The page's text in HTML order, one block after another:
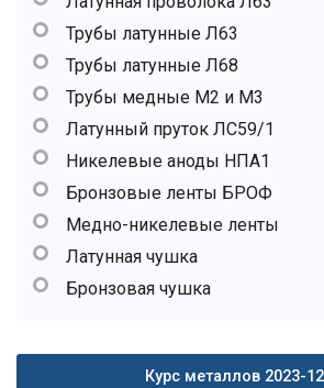
Трубы латунные Л63
Трубы латунные Л68
Трубы медные М2 и М3
Латунный пруток ЛС59/1
Никелевые аноды НПА1
Бронзовые ленты БРОФ
Медно-никелевые ленты
Латунная чушка
Бронзовая чушка
Курс металлов 2023-